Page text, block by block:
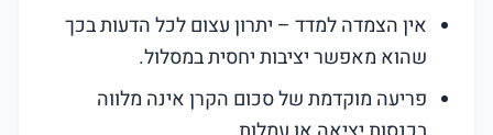
אין הצמדה למדד – יתרון עצום לכל הדעות בכך
שהוא מאפשר יציבות יחסית במסלול.
פריעה מוקדמת של סכום הקרן אינה מלווה